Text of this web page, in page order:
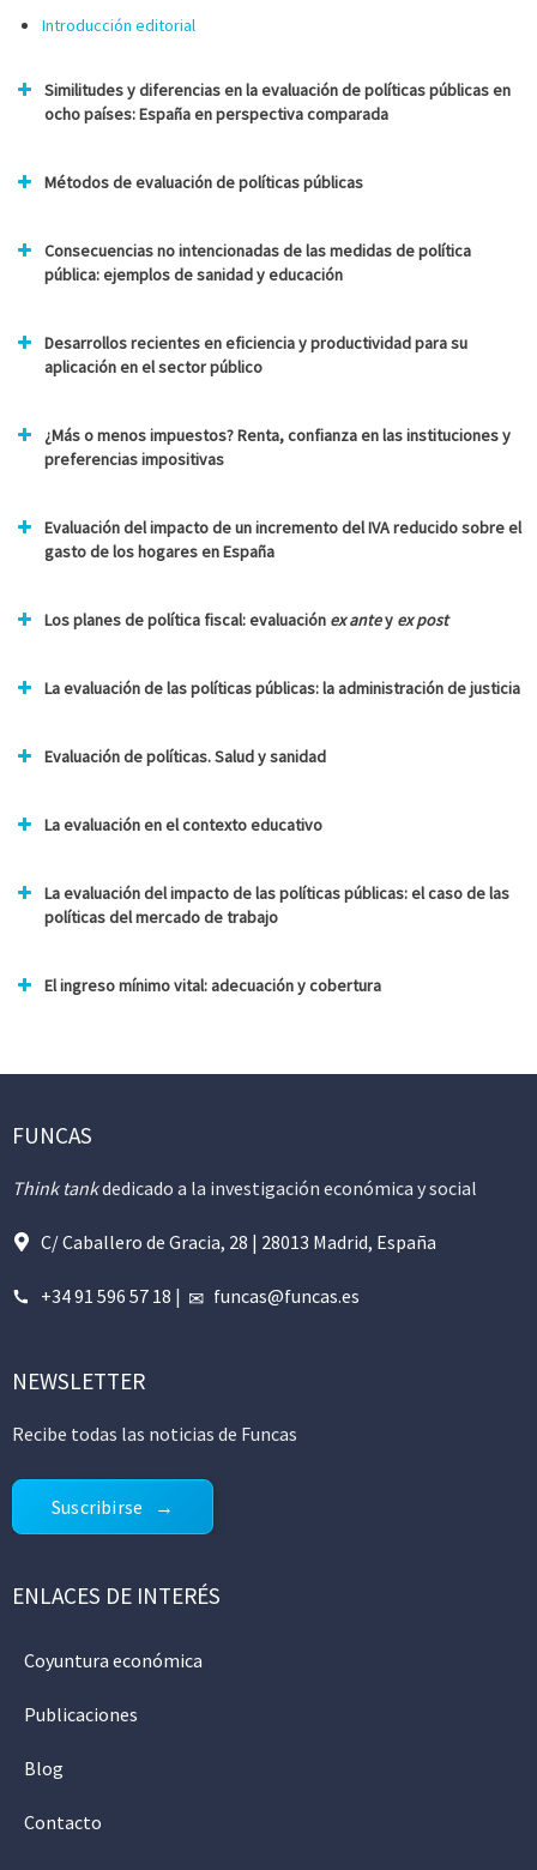
Introducción editorial
Similitudes y diferencias en la evaluación de políticas públicas en
ocho países: España en perspectiva comparada
Métodos de evaluación de políticas públicas
Consecuencias no intencionadas de las medidas de política
pública: ejemplos de sanidad y educación
Desarrollos recientes en eficiencia y productividad para su
aplicación en el sector público
¿Más o menos impuestos? Renta, confianza en las instituciones y
preferencias impositivas
Evaluación del impacto de un incremento del IVA reducido sobre el
gasto de los hogares en España
Los planes de política fiscal: evaluación ex antey ex post
La evaluación de las políticas públicas: la administración de justicia
Evaluación de políticas. Salud y sanidad
La evaluación en el contexto educativo
La evaluación del impacto de las políticas públicas: el caso de las
políticas del mercado de trabajo
El ingreso mínimo vital: adecuación y cobertura
FUNCAS
Think tankdedicado a la investigación económica y social
C/ Caballero de Gracia, 28 | 28013 Madrid, España
+34 91 596 57 18 | funcas@funcas.es
NEWSLETTER
Recibe todas las noticias de Funcas
Suscribirse
ENLACES DE INTERÉS
Coyuntura económica
Publicaciones
Blog
Contacto